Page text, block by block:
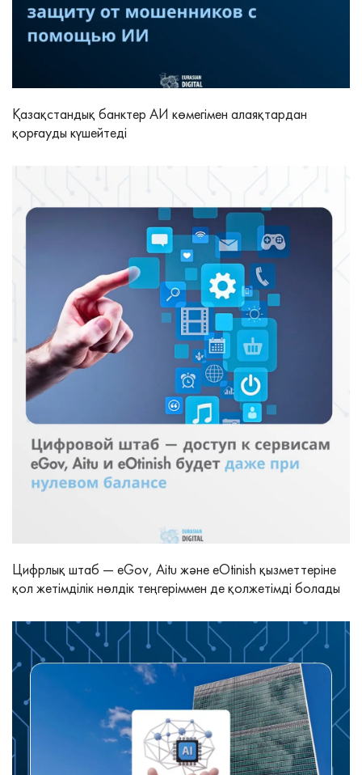
Қазақстандық банктер АИ көмегімен алаяқтардан
қорғауды күшейтеді
Цифрлық штаб — eGov, Aitu және eOtinish қызметтеріне
қол жетімділік нөлдік теңгеріммен де қолжетімді болады